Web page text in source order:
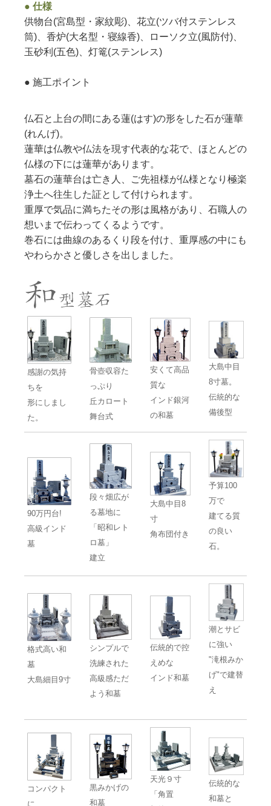
● 仕様
供物台(宮島型・家紋彫)、花立(ツバ付ステンレス
筒)、香炉(大名型・寝線香)、ローソク立(風防付)、
玉砂利(五色)、灯篭(ステンレス)
● 施工ポイント
仏石と上台の間にある蓮(はす)の形をした石が蓮華
(れんげ)。
蓮華は仏教や仏法を現す代表的な花で、ほとんどの
仏様の下には蓮華があります。
墓石の蓮華台は亡き人、ご先祖様が仏様となり極楽
浄土へ往生した証として付けられます。
重厚で気品に満ちたその形は風格があり、石職人の
想いまで伝わってくるようです。
巻石には曲線のあるくり段を付け、重厚感の中にも
やわらかさと優しさを出しました。
感謝の気持
ちを
形にしまし
た。
骨壺収容た
っぷり
丘カロート
舞台式
安くて高品
質な
インド銀河
の和墓
大島中目
8寸墓。
伝統的な
備後型
90万円台!
高級インド
墓
段々畑広が
る墓地に
「昭和レト
ロ墓」
建立
大島中目8
寸
角布団付き
予算100
万で
建てる質
の良い
石。
格式高い和
墓
大島細目9寸
シンプルで
洗練された
高級感ただ
よう和墓
伝統的で控
えめな
インド和墓
潮とサビ
に強い
"滝根みか
げ"で建替
え
コンパクト
に
黒みかげの
和墓
天光９寸
「角置
伝統的な
和墓と